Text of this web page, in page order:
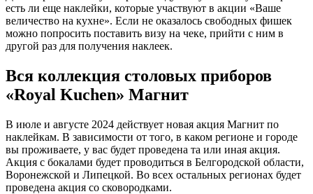
есть ли еще наклейки, которые участвуют в акции «Ваше
величество на кухне». Если не оказалось свободных фишек
можно попросить поставить визу на чеке, прийти с ним в
другой раз для получения наклеек.
Вся коллекция столовых приборов
«Royal Kuchen» Магнит
В июле и августе 2024 действует новая акция Магнит по
наклейкам. В зависимости от того, в каком регионе и городе
вы проживаете, у вас будет проведена та или иная акция.
Акция с бокалами будет проводиться в Белгородской области,
Воронежской и Липецкой. Во всех остальных регионах будет
проведена акция со сковородками.